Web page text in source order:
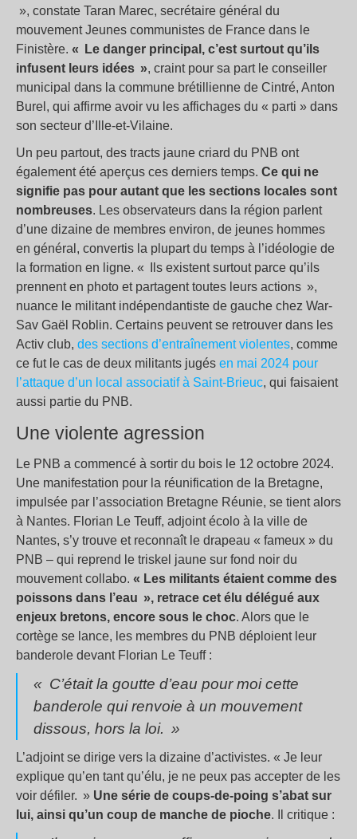
», constate Taran Marec, secrétaire général du
mouvement Jeunes communistes de France dans le
Finistère. « Le danger principal, c’est surtout qu’ils
infusent leurs idées », craint pour sa part le conseiller
municipal dans la commune brétillienne de Cintré, Anton
Burel, qui affirme avoir vu les affichages du « parti » dans
son secteur d’Ille-et-Vilaine.
Un peu partout, des tracts jaune criard du PNB ont
également été aperçus ces derniers temps. Ce qui ne
signifie pas pour autant que les sections locales sont
nombreuses. Les observateurs dans la région parlent
d’une dizaine de membres environ, de jeunes hommes
en général, convertis la plupart du temps à l’idéologie de
la formation en ligne. « Ils existent surtout parce qu’ils
prennent en photo et partagent toutes leurs actions »,
nuance le militant indépendantiste de gauche chez War-
Sav Gaël Roblin. Certains peuvent se retrouver dans les
Activ club, des sections d’entraînement violentes, comme
ce fut le cas de deux militants jugés en mai 2024 pour
l’attaque d’un local associatif à Saint-Brieuc, qui faisaient
aussi partie du PNB.
Une violente agression
Le PNB a commencé à sortir du bois le 12 octobre 2024.
Une manifestation pour la réunification de la Bretagne,
impulsée par l’association Bretagne Réunie, se tient alors
à Nantes. Florian Le Teuff, adjoint écolo à la ville de
Nantes, s’y trouve et reconnaît le drapeau « fameux » du
PNB – qui reprend le triskel jaune sur fond noir du
mouvement collabo. « Les militants étaient comme des
poissons dans l’eau », retrace cet élu délégué aux
enjeux bretons, encore sous le choc. Alors que le
cortège se lance, les membres du PNB déploient leur
banderole devant Florian Le Teuff :
« C’était la goutte d’eau pour moi cette
banderole qui renvoie à un mouvement
dissous, hors la loi. »
L’adjoint se dirige vers la dizaine d’activistes. « Je leur
explique qu’en tant qu’élu, je ne peux pas accepter de les
voir défiler. » Une série de coups-de-poing s’abat sur
lui, ainsi qu’un coup de manche de pioche. Il critique :